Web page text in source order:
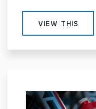
VIEW THIS